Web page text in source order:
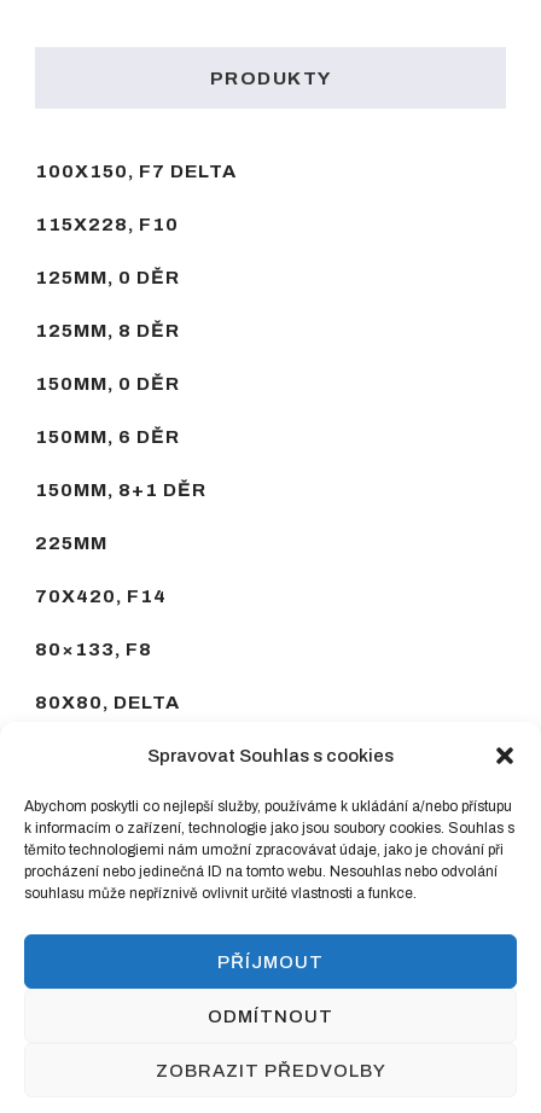
Spravovat Souhlas s cookies
Abychom poskytli co nejlepší služby, používáme k ukládání a/nebo přístupu
k informacím o zařízení, technologie jako jsou soubory cookies. Souhlas s
těmito technologiemi nám umožní zpracovávat údaje, jako je chování při
procházení nebo jedinečná ID na tomto webu. Nesouhlas nebo odvolání
souhlasu může nepříznivě ovlivnit určité vlastnosti a funkce.
PŘÍJMOUT
ODMÍTNOUT
ZOBRAZIT PŘEDVOLBY
PRODUKTY
100X150, F7 DELTA
115X228, F10
125MM, 0 DĚR
125MM, 8 DĚR
150MM, 0 DĚR
150MM, 6 DĚR
150MM, 8+1 DĚR
225MM
70X420, F14
80×133, F8
80X80, DELTA
90×90, F6-K DELTA
90X90, F6-T DELTA
93X190, F8
2023 BRUSIVO HALUZAFashion Lite |
Blossom Themes
.Podmínky ochrany osobních údajů